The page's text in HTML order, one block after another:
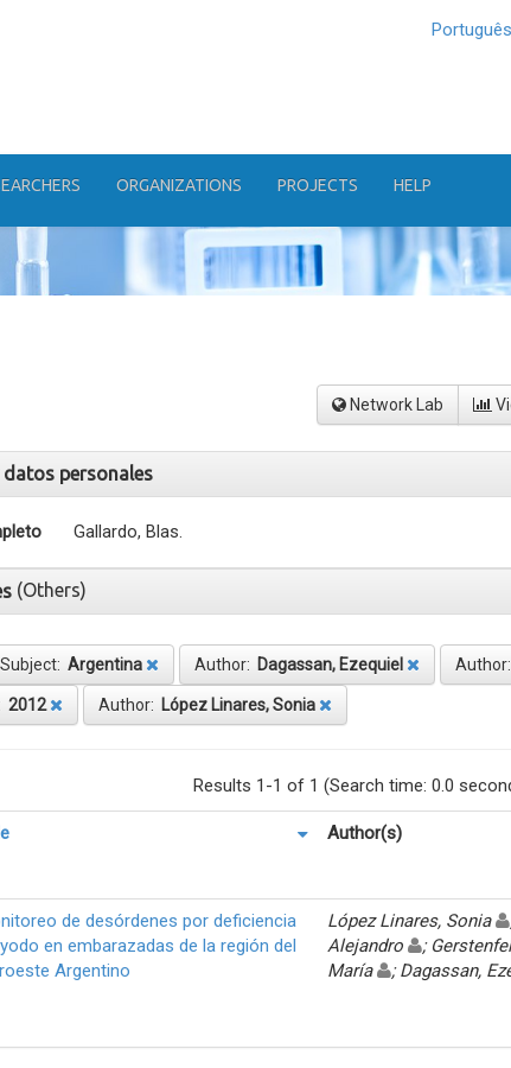
Português
ORGANIZATIONS PROJECTS HELP
Network Lab
datos personales
Gallardo, Blas.
(Others)
Subject: Argentina Author: Dagassan, Ezequiel Author:
2012 Author: López Linares, Sonia
Results 1-1 of 1 (Search time: 0.0
Author(s)
de desórdenes por deficiencia
en embarazadas de la región del
Argentino
López Linares, Sonia
Alejandro
;
María
; Dagassan,